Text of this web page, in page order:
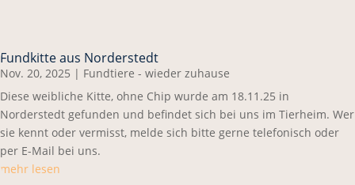
Fundkitte aus Norderstedt
Nov. 20, 2025 | Fundtiere - wieder zuhause
Diese weibliche Kitte, ohne Chip wurde am 18.11.25 in
Norderstedt gefunden und befindet sich bei uns im Tierheim. Wer
sie kennt oder vermisst, melde sich bitte gerne telefonisch oder
per E-Mail bei uns.
mehr lesen